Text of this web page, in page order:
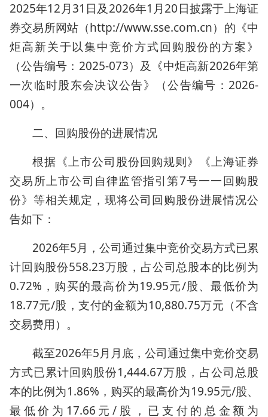
2025年12月31日及2026年1月20日披露于上海证
券交易所网站（http://www.sse.com.cn）的《中
炬高新关于以集中竞价方式回购股份的方案》
（公告编号：2025-073）及《中炬高新2026年第
一次临时股东会决议公告》（公告编号：2026-
004）。
二、回购股份的进展情况
根据《上市公司股份回购规则》《上海证券
交易所上市公司自律监管指引第7号一一回购股
份》等相关规定，现将公司回购股份进展情况公
告如下：
2026年5月，公司通过集中竞价交易方式已累
计回购股份558.23万股，占公司总股本的比例为
0.72%，购买的最高价为19.95元/股、最低价为
18.77元/股，支付的金额为10,880.75万元（不含
交易费用）。
截至2026年5月月底，公司通过集中竞价交易
方式已累计回购股份1,444.67万股，占公司总股
本的比例为1.86%，购买的最高价为19.95元/股、
最低价为17.66元/股，已支付的总金额为